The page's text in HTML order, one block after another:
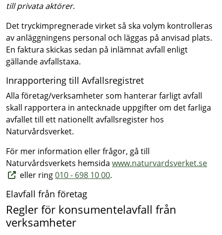
till privata aktörer.
Det tryckimpregnerade virket så ska volym kontrolleras
av anläggningens personal och läggas på anvisad plats.
En faktura skickas sedan på inlämnat avfall enligt
gällande avfallstaxa.
Inrapportering till Avfallsregistret
Alla företag/verksamheter som hanterar farligt avfall
skall rapportera in antecknade uppgifter om det farliga
avfallet till ett nationellt avfallsregister hos
Naturvårdsverket.
För mer information eller frågor, gå till
Naturvårdsverkets hemsida www.naturvardsverket.se
eller ring010 - 698 10 00.
Elavfall från företag
Regler för konsumentelavfall från
verksamheter